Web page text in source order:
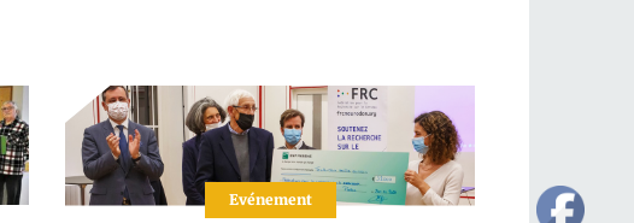
Evénement